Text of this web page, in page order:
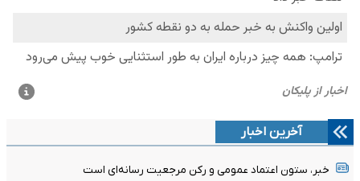
آخرین اخبار
خبر، ستون اعتماد عمومی و رکن مرجعیت رسانه‌ای است